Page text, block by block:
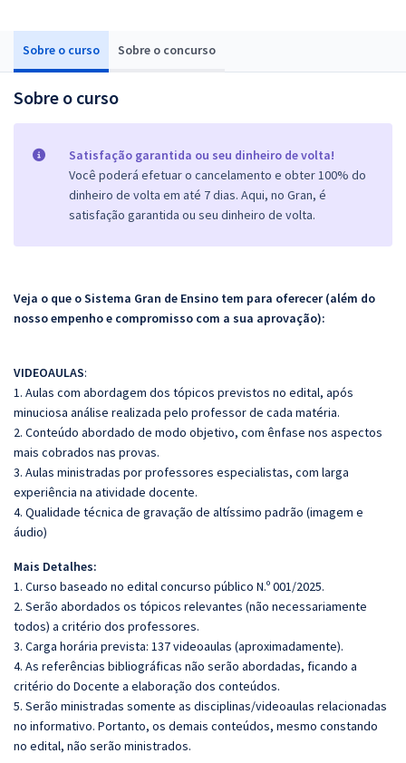
Sobre o curso Sobre o concurso
Sobre o curso
Satisfação garantida ou seu dinheiro de volta!
Você poderá efetuar o cancelamento e obter 100% do
dinheiro de volta em até 7 dias. Aqui, no Gran, é
satisfação garantida ou seu dinheiro de volta.
Veja o que o Sistema Gran de Ensino tem para oferecer (além do
nosso empenho e compromisso com a sua aprovação):
VIDEOAULAS:
1. Aulas com abordagem dos tópicos previstos no edital, após
minuciosa análise realizada pelo professor de cada matéria.
2. Conteúdo abordado de modo objetivo, com ênfase nos aspectos
mais cobrados nas provas.
3. Aulas ministradas por professores especialistas, com larga
experiência na atividade docente.
4. Qualidade técnica de gravação de altíssimo padrão (imagem e
áudio)
Mais Detalhes:
1. Curso baseado no edital concurso público N.º 001/2025.
2. Serão abordados os tópicos relevantes (não necessariamente
todos) a critério dos professores.
3. Carga horária prevista: 137 videoaulas (aproximadamente).
4. As referências bibliográficas não serão abordadas, ficando a
critério do Docente a elaboração dos conteúdos.
5. Serão ministradas somente as disciplinas/videoaulas relacionadas
no informativo. Portanto, os demais conteúdos, mesmo constando
no edital, não serão ministrados.